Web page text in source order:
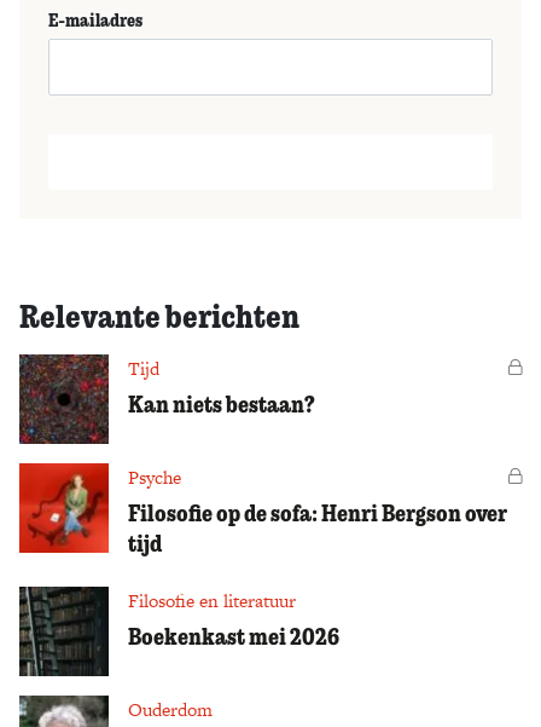
E-mailadres
Relevante berichten
Tijd
Kan niets bestaan?
Psyche
Filosofie op de sofa: Henri Bergson over
tijd
Filosofie en literatuur
Boekenkast mei 2026
Ouderdom